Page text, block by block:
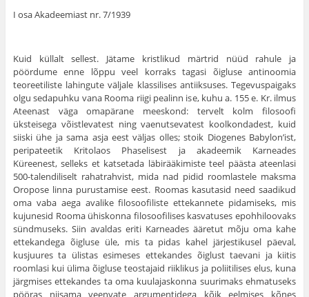
I osa Akadeemiast nr. 7/1939
Kuid küllalt sellest. Jätame kristlikud märtrid nüüd rahule ja
pöördume enne lõppu veel korraks tagasi õigluse antinoomia
teoreetiliste lahingute väl­jale klassilises antiiksuses. Tegevuspaigaks
olgu sedapuhku vana Rooma riigi pealinn ise, kuhu a. 155 e. Kr. ilmus
Ateenast väga omapärane meeskond: ter­velt kolm filosoofi
üksteisega võistlevatest ning vaenutsevatest koolkondadest, kuid
siiski ühe ja sama asja eest väljas olles; stoik Diogenes Babylon’ist,
peripateetik Kritolaos Phaselisest ja akadeemik Karneades
Küreenest, selleks et katse­tada läbirääkimiste teel päästa ateenlasi
500-talendiliselt rahatrahvist, mida nad pidid roomlastele maksma
Oropose linna purustamise eest. Roomas kasutasid need saadikud
oma vaba aega avalike filosoofiliste ettekannete pidamiseks, mis
kujunesid Rooma ühiskonna filosoofilises kasvatuses epohhiloovaks
sündmuseks. Siin avaldas eriti Karneades ääretut mõju oma kahe
ettekandega õigluse üle, mis ta pidas kahel järjestikusel päeval,
kusjuures ta ülistas esimeses ette­kandes õiglust taevani ja kiitis
roomlasi kui ülima õigluse teostajaid riiklikus ja poliitilises elus, kuna
järgmises ettekandes ta oma kuulajaskonna suurimaks ehmatuseks
pööras niisama veenvate argumentidega kõik eelmises kõnes